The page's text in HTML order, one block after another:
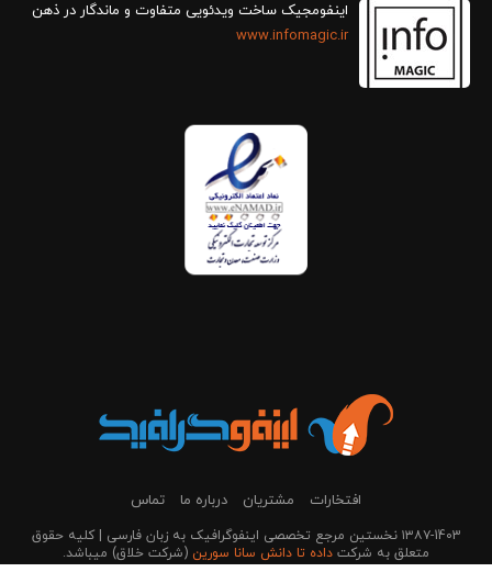
اینفومجیک ساخت ویدئویی متفاوت و ماندگار در ذهن
www.infomagic.ir
افتخارات مشتریان درباره ما تماس
۱۳۸۷-1403 نخستین مرجع تخصصی اینفوگرافیک به زبان فارسی | کلیه حقوق
متعلق به شرکت داده تا دانش سانا سورین (شرکت خلاق) می‎باشد.